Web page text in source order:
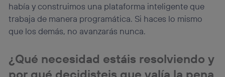
había y construimos una plataforma inteligente que
trabaja de manera programática. Si haces lo mismo
que los demás, no avanzarás nunca.
¿Qué necesidad estáis resolviendo y
por qué decidisteis que valía la pena